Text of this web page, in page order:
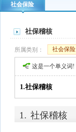
社会保险
社保稽核
所属类别： 社会保险
这是一个单义词!
1.社保稽核
1. 社保稽核